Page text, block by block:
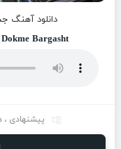
دانلود آهنگ
Dokme Bargasht
پیشنهادی ،